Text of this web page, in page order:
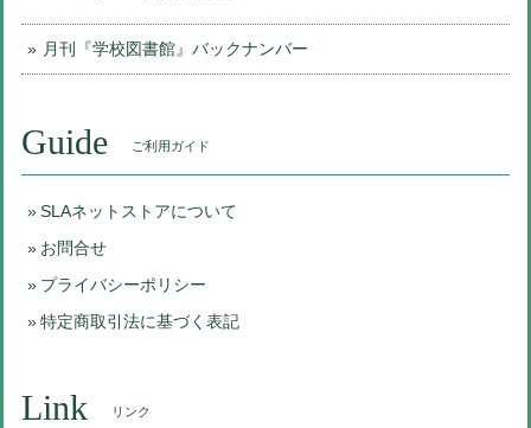
月刊『学校図書館』バックナンバー
Guide ご利用ガイド
SLAネットストアについて
お問合せ
プライバシーポリシー
特定商取引法に基づく表記
Link リンク